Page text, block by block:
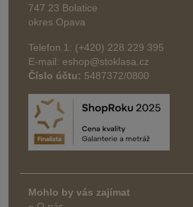
747 23 Bolatice
okres Opava
Telefon 1: (+420) 228 229 395
E-mail: eshop@stoklasa.cz
Číslo účtu: 5487372/0800
Mohlo by vás zajímat